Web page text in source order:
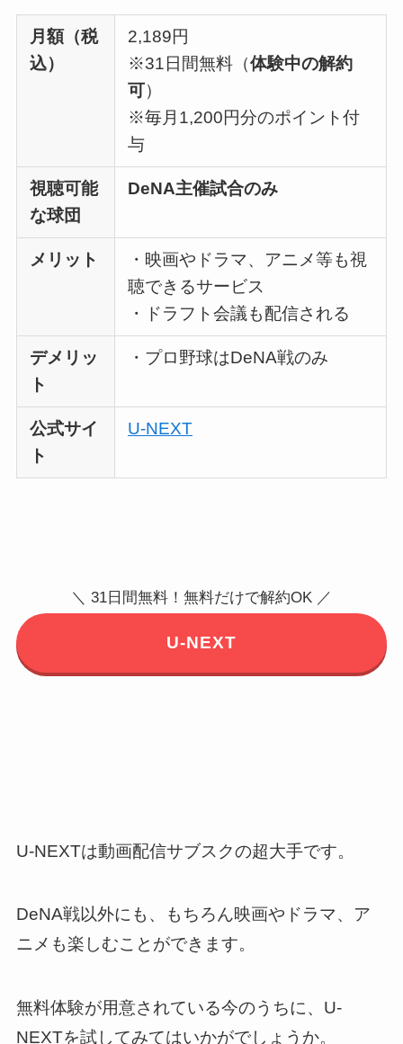
月額（税
込）
2,189円
※31日間無料（体験中の解約
可）
※毎月1,200円分のポイント付
与
視聴可能
な球団
DeNA主催試合のみ
メリット
・映画やドラマ、アニメ等も視
聴できるサービス
・ドラフト会議も配信される
デメリッ
ト
・プロ野球はDeNA戦のみ
公式サイ
ト
U-NEXT
＼ 31日間無料！無料だけで解約OK ／
U-NEXT
U-NEXTは動画配信サブスクの超大手です。
DeNA戦以外にも、もちろん映画やドラマ、ア
ニメも楽しむことができます。
無料体験が用意されている今のうちに、U-
NEXTを試してみてはいかがでしょうか。